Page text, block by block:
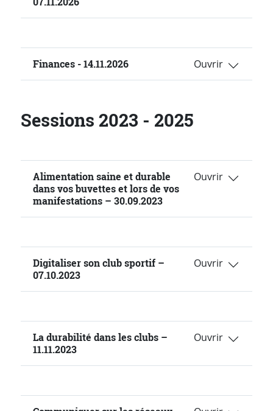
Finances - 14.11.2026
Sessions 2023 - 2025
Alimentation saine et durable
dans vos buvettes et lors de vos
manifestations – 30.09.2023
Digitaliser son club sportif –
07.10.2023
La durabilité dans les clubs –
11.11.2023